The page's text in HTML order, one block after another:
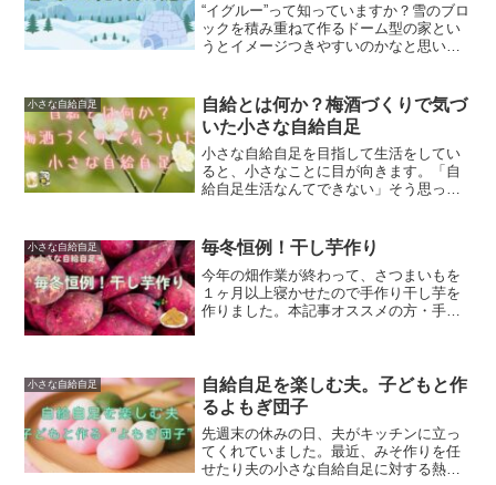
“イグルー”って知っていますか？雪のブロ
ックを積み重ねて作るドーム型の家とい
うとイメージつきやすいのかなと思いま
紹介します。本記事のおすすめの方・イ
グルーに興味のある方...
小さな自給自足
自給とは何か？梅酒づくりで気づ
いた小さな自給自足
小さな自給自足を目指して生活をしてい
ると、小さなことに目が向きます。「自
給自足生活なんてできない」そう思って
します。本記事おすすめの方・自給自足
をしたいけどハードルが高...
小さな自給自足 毎冬恒例！干し芋作り
今年の畑作業が終わって、さつまいもを
１ヶ月以上寝かせたので手作り干し芋を
作りました。本記事オススメの方・手作
たくさん収穫できました。...
小さな自給自足
自給自足を楽しむ夫。子どもと作
るよもぎ団子
先週末の休みの日、夫がキッチンに立っ
てくれていました。最近、みそ作りを任
せたり夫の小さな自給自足に対する熱量